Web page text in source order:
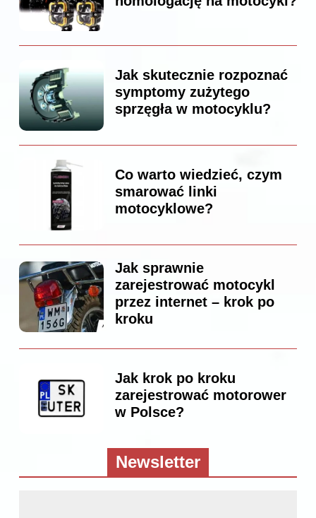
Jak skutecznie rozpoznać
symptomy zużytego
sprzęgła w motocyklu?
Co warto wiedzieć, czym
smarować linki
motocyklowe?
Jak sprawnie
zarejestrować motocykl
przez internet – krok po
kroku
Jak krok po kroku
zarejestrować motorower
w Polsce?
Newsletter